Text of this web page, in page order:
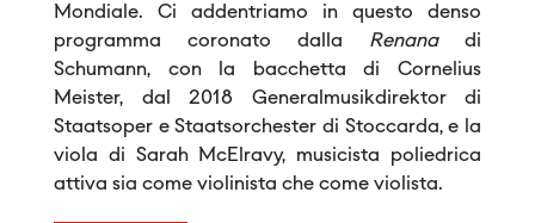
Mondiale. Ci addentriamo in questo denso
programma coronato dalla Renana di
Schumann, con la bacchetta di Cornelius
Meister, dal 2018 Generalmusikdirektor di
Staatsoper e Staatsorchester di Stoccarda, e la
viola di Sarah McElravy, musicista poliedrica
attiva sia come violinista che come violista.